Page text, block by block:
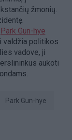
žmonių.
Park Gun-hye
valdžia politikos
vadove, ji
aukoti
Park Gun-hye